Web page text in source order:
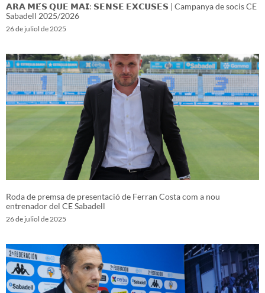
𝗔𝗥𝗔 𝗠𝗘́𝗦 𝗤𝗨𝗘 𝗠𝗔𝗜: 𝗦𝗘𝗡𝗦𝗘 𝗘𝗫𝗖𝗨𝗦𝗘𝗦 | Campanya de socis CE
Sabadell 2025/2026
26 de juliol de 2025
Roda de premsa de presentació de Ferran Costa com a nou
entrenador del CE Sabadell
26 de juliol de 2025